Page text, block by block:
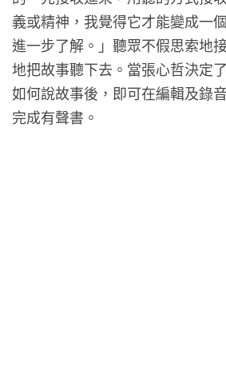
義或精神，我覺得它才能變成一
進一步了解。」聽眾不假思索地
地把故事聽下去。當張心哲決定
如何說故事後，即可在編輯及錄
完成有聲書。